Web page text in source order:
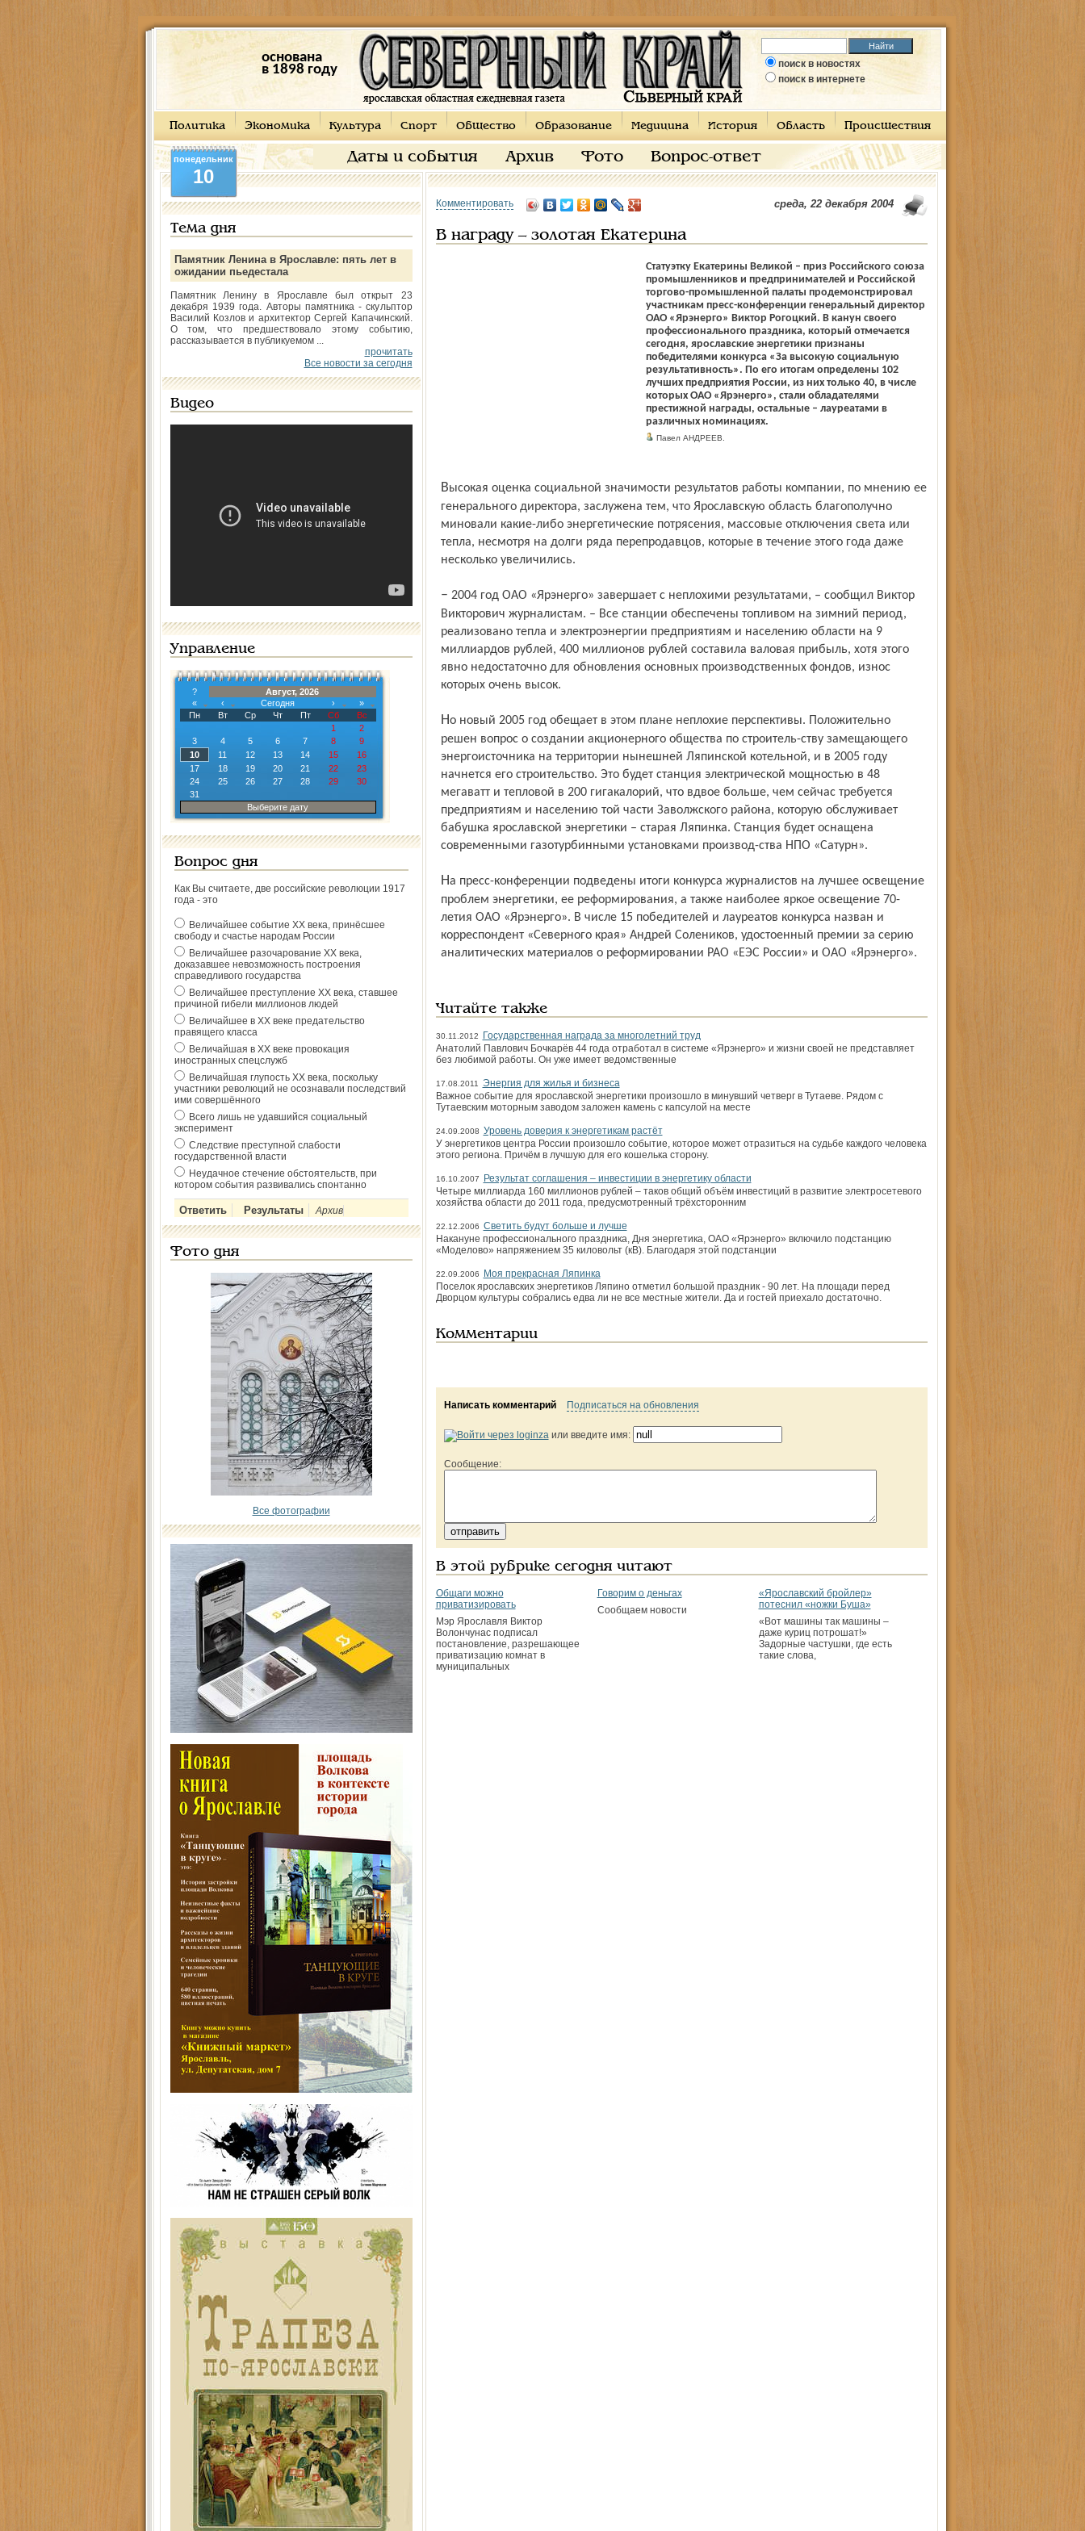
основана
в 1898 году
поиск в новостях
поиск в интернете
Политика Экономика Культура Спорт Общество Образование Медицина История Область Происшествия
Даты и события Архив Фото Вопрос-ответ
понедельник
10
Тема дня
Памятник Ленина в Ярославле: пять лет в
ожидании пьедестала
Памятник Ленину в Ярославле был открыт 23
декабря 1939 года. Авторы памятника - скульптор
Василий Козлов и архитектор Сергей Капачинский.
О том, что предшествовало этому событию,
рассказывается в публикуемом ...
прочитать
Все новости за сегодня
Видео
Управление
?
Август, 2026
«
‹ Сегодня ›
»
Пн
Вт Ср Чт Пт Сб
Вс
1
2
3
4 5 6 7 8
9
10
11 12 13 14 15
16
17
18 19 20 21 22
23
24
25 26 27 28 29
30
31
Выберите дату
Вопрос дня
Как Вы считаете, две российские революции 1917
года - это
Величайшее событие ХХ века, принёсшее
свободу и счастье народам России
Величайшее разочарование ХХ века,
доказавшее невозможность построения
справедливого государства
Величайшее преступление ХХ века, ставшее
причиной гибели миллионов людей
Величайшее в ХХ веке предательство
правящего класса
Величайшая в ХХ веке провокация
иностранных спецслужб
Величайшая глупость ХХ века, поскольку
участники революций не осознавали последствий
ими совершённого
Всего лишь не удавшийся социальный
эксперимент
Следствие преступной слабости
государственной власти
Неудачное стечение обстоятельств, при
котором события развивались спонтанно
Архив
Фото дня
Все фотографии
Комментировать среда, 22 декабря 2004
В награду – золотая Екатерина
Статуэтку Екатерины Великой – приз Российского союза
промышленников и предпринимателей и Российской
торгово-промышленной палаты продемонстрировал
участникам пресс-конференции генеральный директор
ОАО «Ярэнерго» Виктор Рогоцкий. В канун своего
профессионального праздника, который отмечается
сегодня, ярославские энергетики признаны
победителями конкурса «За высокую социальную
результативность». По его итогам определены 102
лучших предприятия России, из них только 40, в числе
которых ОАО «Ярэнерго», стали обладателями
престижной награды, остальные – лауреатами в
различных номинациях.
Павел АНДРЕЕВ.
Высокая оценка социальной значимости результатов работы компании, по мнению ее
генерального директора, заслужена тем, что Ярославскую область благополучно
миновали какие-либо энергетические потрясения, массовые отключения света или
тепла, несмотря на долги ряда перепродавцов, которые в течение этого года даже
несколько увеличились.
– 2004 год ОАО «Ярэнерго» завершает с неплохими результатами, – сообщил Виктор
Викторович журналистам. – Все станции обеспечены топливом на зимний период,
реализовано тепла и электроэнергии предприятиям и населению области на 9
миллиардов рублей, 400 миллионов рублей составила валовая прибыль, хотя этого
явно недостаточно для обновления основных производственных фондов, износ
которых очень высок.
Но новый 2005 год обещает в этом плане неплохие перспективы. Положительно
решен вопрос о создании акционерного общества по строитель-ству замещающего
энергоисточника на территории нынешней Ляпинской котельной, и в 2005 году
начнется его строительство. Это будет станция электрической мощностью в 48
мегаватт и тепловой в 200 гигакалорий, что вдвое больше, чем сейчас требуется
предприятиям и населению той части Заволжского района, которую обслуживает
бабушка ярославской энергетики – старая Ляпинка. Станция будет оснащена
современными газотурбинными установками производ-ства НПО «Сатурн».
На пресс-конференции подведены итоги конкурса журналистов на лучшее освещение
проблем энергетики, ее реформирования, а также наиболее яркое освещение 70-
летия ОАО «Ярэнерго». В числе 15 победителей и лауреатов конкурса назван и
корреспондент «Северного края» Андрей Солеников, удостоенный премии за серию
аналитических материалов о реформировании РАО «ЕЭС России» и ОАО «Ярэнерго».
Читайте также
30.11.2012
Государственная награда за многолетний труд
Анатолий Павлович Бочкарёв 44 года отработал в системе «Ярэнерго» и жизни своей не представляет
без любимой работы. Он уже имеет ведомственные
17.08.2011
Энергия для жилья и бизнеса
Важное событие для ярославской энергетики произошло в минувший четверг в Тутаеве. Рядом с
Тутаевским моторным заводом заложен камень с капсулой на месте
24.09.2008 Уровень доверия к энергетикам растёт
У энергетиков центра России произошло событие, которое может отразиться на судьбе каждого человека
этого региона. Причём в лучшую для его кошелька сторону.
16.10.2007
Результат соглашения – инвестиции в энергетику области
Четыре миллиарда 160 миллионов рублей – таков общий объём инвестиций в развитие электросетевого
хозяйства области до 2011 года, предусмотренный трёхсторонним
22.12.2006 Светить будут больше и лучше
Накануне профессионального праздника, Дня энергетика, ОАО «Ярэнерго» включило подстанцию
«Моделово» напряжением 35 киловольт (кВ). Благодаря этой подстанции
22.09.2006
Моя прекрасная Ляпинка
Поселок ярославских энергетиков Ляпино отметил большой праздник - 90 лет. На площади перед
Дворцом культуры собрались едва ли не все местные жители. Да и гостей приехало достаточно.
Комментарии
Написать комментарий Подписаться на обновления
или введите имя:
Сообщение:
В этой рубрике сегодня читают
Общаги можно
приватизировать
Мэр Ярославля Виктор
Волончунас подписал
постановление, разрешающее
приватизацию комнат в
муниципальных
Говорим о деньгах
Сообщаем новости
«Ярославский бройлер»
потеснил «ножки Буша»
«Вот машины так машины –
даже куриц потрошат!»
Задорные частушки, где есть
такие слова,